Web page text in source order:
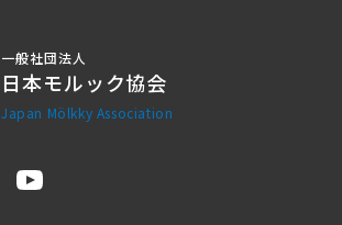
一般社団法人
日本モルック協会
Japan Mölkky Association